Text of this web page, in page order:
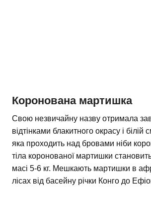
Коронована мартишка
Свою незвичайну назву отримала
відтінками блакитного окрасу і білій
яка проходить над бровами ніби
тіла коронованої мартишки
масі 5-6 кг. Мешкають мартишки в
лісах від басейну річки Конго до